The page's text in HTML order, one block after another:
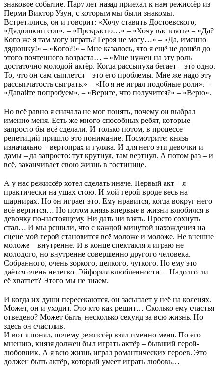
знаковое событие. Пару лет назад приехал к нам режиссёр из
Перми Виктор Узун, с которым мы были знакомы.
Встретились, он и говорит: «Хочу ставить Достоевского,
«Дядюшкин сон». – «Прекрасно…» – «Хочу вас взять» – «Да?
Кого же я там могу играть? Героя не могу…» – «Да, именно
дядюшку!» – «Кого?!» – Мне казалось, что я ещё не дошёл до
этого почтенного возраста… – «Мне нужен на эту роль
достаточно молодой актёр. Когда рассыпуха бегает – это одно.
То, что он сам сыплется – это его проблемы. Мне же надо эту
рассыпчатость сыграть.» – «Но я не играл подобные роли». –
«Давайте попробуем». – «Верите, что получится?» – «Верю».
Но всё равно я сначала не мог понять, почему он выбрал
именно меня. Есть же много способных ребят, которые
запросто бы всё сделали. И только потом, в процессе
репетиций пришло это понимание. Посмотрите: князь
изначально – вертопрах и гуляка. И для него эти девочки и
дамы – да запросто: тут крутнул, там вертнул. А потом раз – и
всё, заканчивает свою жизнь в гостинице.
А у нас режиссёр хотел сделать иначе. Первый акт – я
практически на ушах стою. И мой герой вроде весь на
шарнирах. Но он играет это. Ему нравится, когда вокруг него
всё вертится… Но потом князь впервые в жизни влюбился в
девочку по-настоящему. Ни дать ни взять. Просто сохнуть
стал… И мы решили, что с каждой минутой нахождения на
сцене мой герой становится всё моложе и моложе. Не внешне
моложе – внутренне. И в конце спектакля я играю не
молодого, но внутренне совершенно другого человека.
Собранного, очень зоркого, цепкого, чуткого. Но ему это
даётся очень нелегко. Эйфория влюбленности… Надолго ли
её хватает? Этого мы не знаем.
И когда их души пересекаются, он засыпает у неё на коленях.
Может, он и уходит. Это кто как решит… Сколько ему счастья
отведено? Может быть, несколько секунд за всю жизнь. Но
здесь он счастлив.
И вот я понял, почему режиссёр взял именно меня. По его
мнению, князя должен был играть актёр – бывший герой-
любовник. А я всю жизнь играл романтических героев. Это
должен быть актёр, который умеет играть любовь…